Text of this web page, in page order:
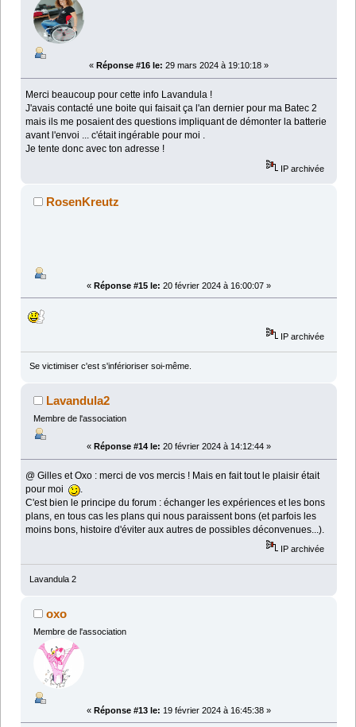
« Réponse #16 le: 29 mars 2024 à 19:10:18 »
Merci beaucoup pour cette info Lavandula !
J'avais contacté une boite qui faisait ça l'an dernier pour ma Batec 2
mais ils me posaient des questions impliquant de démonter la batterie
avant l'envoi ... c'était ingérable pour moi .
Je tente donc avec ton adresse !
IP archivée
RosenKreutz
« Réponse #15 le: 20 février 2024 à 16:00:07 »
IP archivée
Se victimiser c'est s'inférioriser soi-même.
Lavandula2
Membre de l'association
« Réponse #14 le: 20 février 2024 à 14:12:44 »
@ Gilles et Oxo : merci de vos mercis ! Mais en fait tout le plaisir était
pour moi
.
C'est bien le principe du forum : échanger les expériences et les bons
plans, en tous cas les plans qui nous paraissent bons (et parfois les
moins bons, histoire d'éviter aux autres de possibles déconvenues...).
IP archivée
Lavandula 2
oxo
Membre de l'association
« Réponse #13 le: 19 février 2024 à 16:45:38 »